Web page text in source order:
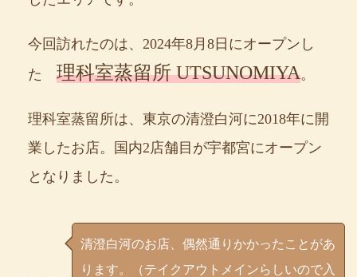
今回訪れたのは、2024年8月8日にオープンし
た 理科室蒸留所 UTSUNOMIYA。
理科室蒸留所は、東京の清澄白河に2018年に開
業したお店。国内2店舗目が宇都宮にオープン
となりました。
清澄白河のお店、偶然通りかかったことがあ
ります。（テイクアウトメインらしいので入